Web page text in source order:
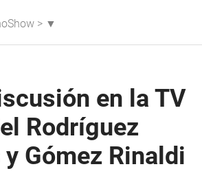
> ▼
en la TV
Rodríguez
Gómez Rinaldi